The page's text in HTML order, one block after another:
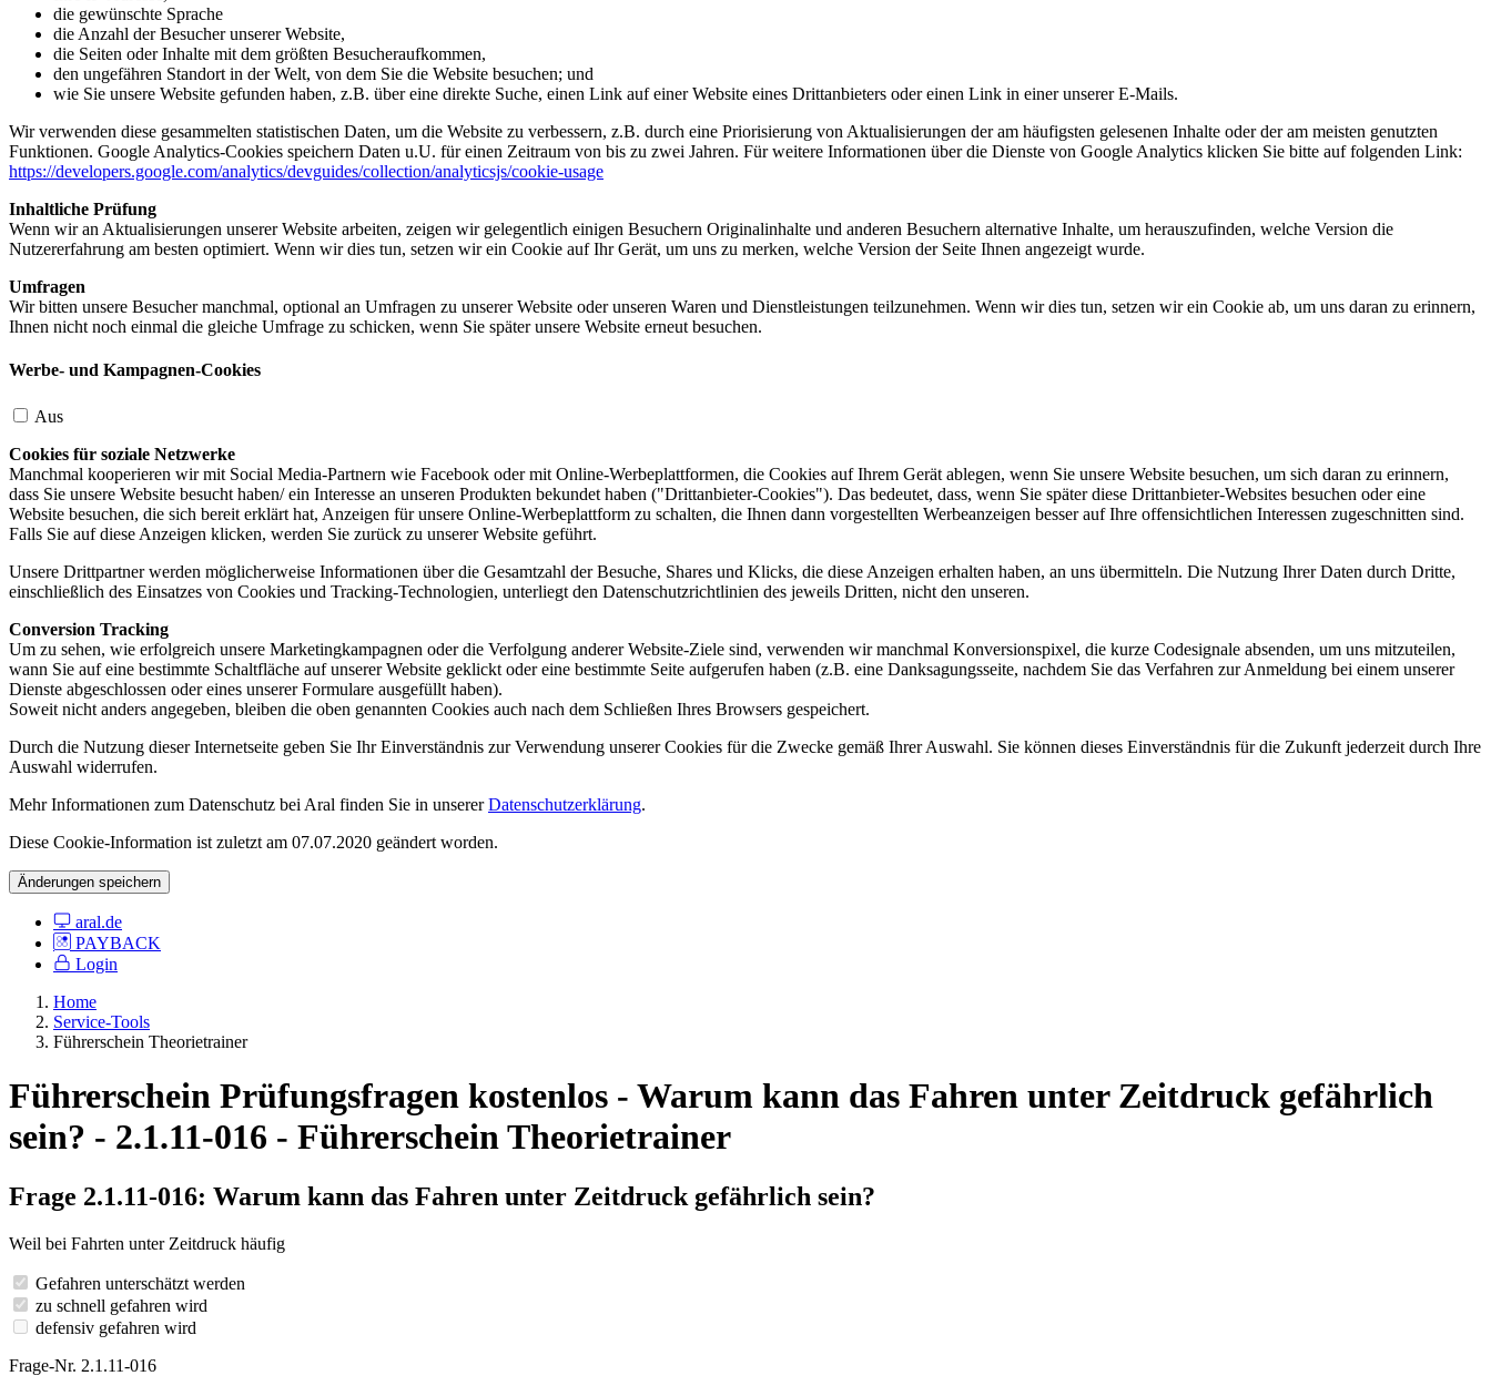
die gewünschte Sprache
die Anzahl der Besucher unserer Website,
die Seiten oder Inhalte mit dem größten Besucheraufkommen,
den ungefähren Standort in der Welt, von dem Sie die Website besuchen; und
wie Sie unsere Website gefunden haben, z.B. über eine direkte Suche, einen Link auf einer Website eines Drittanbieters oder einen Link in einer unserer E-Mails.
Wir verwenden diese gesammelten statistischen Daten, um die Website zu verbessern, z.B. durch eine Priorisierung von Aktualisierungen der am häufigsten gelesenen Inhalte oder der am meisten genutzten
Funktionen. Google Analytics-Cookies speichern Daten u.U. für einen Zeitraum von bis zu zwei Jahren. Für weitere Informationen über die Dienste von Google Analytics klicken Sie bitte auf folgenden Link:
https://developers.google.com/analytics/devguides/collection/analyticsjs/cookie-usage
Inhaltliche Prüfung
Wenn wir an Aktualisierungen unserer Website arbeiten, zeigen wir gelegentlich einigen Besuchern Originalinhalte und anderen Besuchern alternative Inhalte, um herauszufinden, welche Version die
Nutzererfahrung am besten optimiert. Wenn wir dies tun, setzen wir ein Cookie auf Ihr Gerät, um uns zu merken, welche Version der Seite Ihnen angezeigt wurde.
Umfragen
Wir bitten unsere Besucher manchmal, optional an Umfragen zu unserer Website oder unseren Waren und Dienstleistungen teilzunehmen. Wenn wir dies tun, setzen wir ein Cookie ab, um uns daran zu erinnern,
Ihnen nicht noch einmal die gleiche Umfrage zu schicken, wenn Sie später unsere Website erneut besuchen.
Werbe- und Kampagnen-Cookies
Aus
Cookies für soziale Netzwerke
Manchmal kooperieren wir mit Social Media-Partnern wie Facebook oder mit Online-Werbeplattformen, die Cookies auf Ihrem Gerät ablegen, wenn Sie unsere Website besuchen, um sich daran zu erinnern,
dass Sie unsere Website besucht haben/ ein Interesse an unseren Produkten bekundet haben ("Drittanbieter-Cookies"). Das bedeutet, dass, wenn Sie später diese Drittanbieter-Websites besuchen oder eine
Website besuchen, die sich bereit erklärt hat, Anzeigen für unsere Online-Werbeplattform zu schalten, die Ihnen dann vorgestellten Werbeanzeigen besser auf Ihre offensichtlichen Interessen zugeschnitten sind.
Falls Sie auf diese Anzeigen klicken, werden Sie zurück zu unserer Website geführt.
Unsere Drittpartner werden möglicherweise Informationen über die Gesamtzahl der Besuche, Shares und Klicks, die diese Anzeigen erhalten haben, an uns übermitteln. Die Nutzung Ihrer Daten durch Dritte,
einschließlich des Einsatzes von Cookies und Tracking-Technologien, unterliegt den Datenschutzrichtlinien des jeweils Dritten, nicht den unseren.
Conversion Tracking
Um zu sehen, wie erfolgreich unsere Marketingkampagnen oder die Verfolgung anderer Website-Ziele sind, verwenden wir manchmal Konversionspixel, die kurze Codesignale absenden, um uns mitzuteilen,
wann Sie auf eine bestimmte Schaltfläche auf unserer Website geklickt oder eine bestimmte Seite aufgerufen haben (z.B. eine Danksagungsseite, nachdem Sie das Verfahren zur Anmeldung bei einem unserer
Dienste abgeschlossen oder eines unserer Formulare ausgefüllt haben).
Soweit nicht anders angegeben, bleiben die oben genannten Cookies auch nach dem Schließen Ihres Browsers gespeichert.
Durch die Nutzung dieser Internetseite geben Sie Ihr Einverständnis zur Verwendung unserer Cookies für die Zwecke gemäß Ihrer Auswahl. Sie können dieses Einverständnis für die Zukunft jederzeit durch Ihre
Auswahl widerrufen.
Mehr Informationen zum Datenschutz bei Aral finden Sie in unsererDatenschutzerklärung.
Diese Cookie-Information ist zuletzt am 07.07.2020 geändert worden.
Änderungen speichern
aral.de
PAYBACK
Login
Home
Service-Tools
Führerschein Theorietrainer
Führerschein Prüfungsfragen kostenlos - Warum kann das Fahren unter Zeitdruck gefährlich
sein? - 2.1.11-016 - Führerschein Theorietrainer
Frage 2.1.11-016: Warum kann das Fahren unter Zeitdruck gefährlich sein?
Weil bei Fahrten unter Zeitdruck häufig
Gefahren unterschätzt werden
zu schnell gefahren wird
defensiv gefahren wird
Frage-Nr. 2.1.11-016